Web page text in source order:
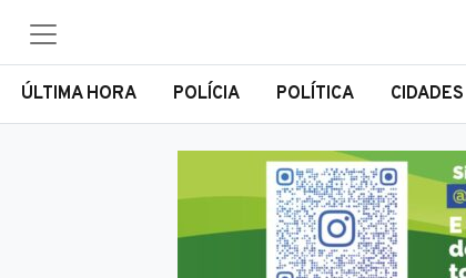
ÚLTIMA HORA POLÍCIA POLÍTICA CIDADES